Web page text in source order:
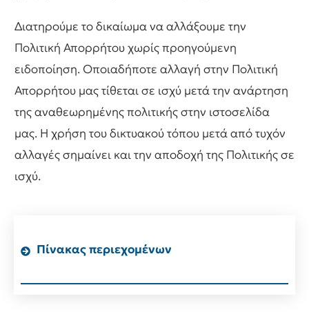
Διατηρούμε το δικαίωμα να αλλάξουμε την
Πολιτική Απορρήτου χωρίς προηγούμενη
ειδοποίηση. Οποιαδήποτε αλλαγή στην Πολιτική
Απορρήτου μας τίθεται σε ισχύ μετά την ανάρτηση
της αναθεωρημένης πολιτικής στην ιστοσελίδα
μας. Η χρήση του δικτυακού τόπου μετά από τυχόν
αλλαγές σημαίνει και την αποδοχή της Πολιτικής σε
ισχύ.
Πίνακας περιεχομένων